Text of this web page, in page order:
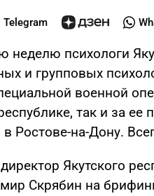
Telegram
неделю психологи
и групповых
военной
так и за
Ростове-на-Дону.
Якутского
Скрябин на